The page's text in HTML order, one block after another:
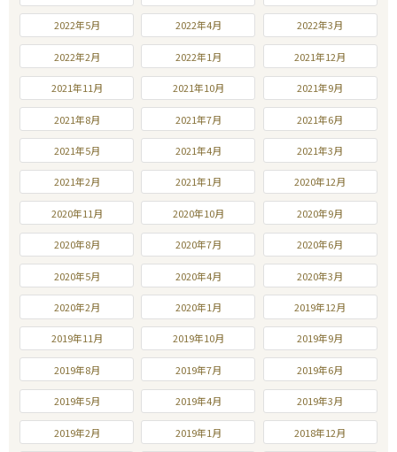
2022年5月 2022年4月 2022年3月
2022年2月 2022年1月 2021年12月
2021年11月 2021年10月 2021年9月
2021年8月 2021年7月 2021年6月
2021年5月 2021年4月 2021年3月
2021年2月 2021年1月 2020年12月
2020年11月 2020年10月 2020年9月
2020年8月 2020年7月 2020年6月
2020年5月 2020年4月 2020年3月
2020年2月 2020年1月 2019年12月
2019年11月 2019年10月 2019年9月
2019年8月 2019年7月 2019年6月
2019年5月 2019年4月 2019年3月
2019年2月 2019年1月 2018年12月